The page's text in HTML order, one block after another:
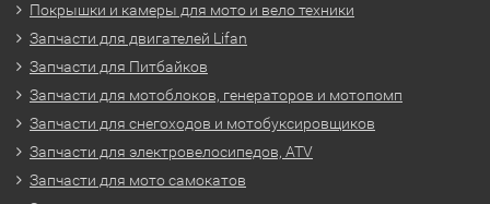
Покрышки и камеры для мото и вело техники
Запчасти для двигателей Lifan
Запчасти для Питбайков
Запчасти для мотоблоков, генераторов и мотопомп
Запчасти для снегоходов и мотобуксировщиков
Запчасти для электровелосипедов, ATV
Запчасти для мото самокатов